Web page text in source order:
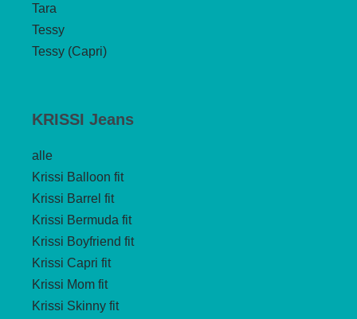
Tara
Tessy
Tessy (Capri)
KRISSI Jeans
alle
Krissi Balloon fit
Krissi Barrel fit
Krissi Bermuda fit
Krissi Boyfriend fit
Krissi Capri fit
Krissi Mom fit
Krissi Skinny fit